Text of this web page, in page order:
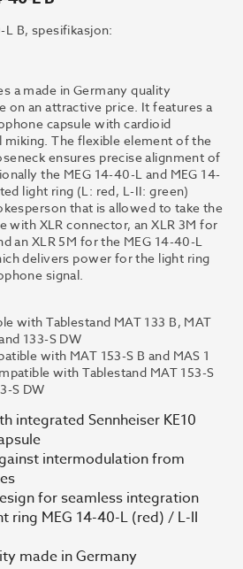
L B, spesifikasjon:
a made in Germany quality
on an attractive price. It features a
capsule with cardioid
The flexible element of the
ensures precise alignment of
the MEG 14-40-L and MEG 14-
light ring (L: red, L-II: green)
that is allowed to take the
with XLR connector, an XLR 3M for
an XLR 5M for the MEG 14-40-L
delivers power for the light ring
signal.
with Tablestand MAT 133 B, MAT
133-S DW
with MAT 153-S B and MAS 1
with Tablestand MAT 153-S
S DW
integrated Sennheiser KE10
intermodulation from
for seamless integration
ring MEG 14-40-L (red) / L-II
made in Germany